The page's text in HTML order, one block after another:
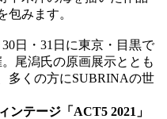
包みます。
日・31日に東京・目黒で
。尾潟氏の原画展示ととも
多くの方にSUBRINAの世
ンテージ「ACT5 2021」